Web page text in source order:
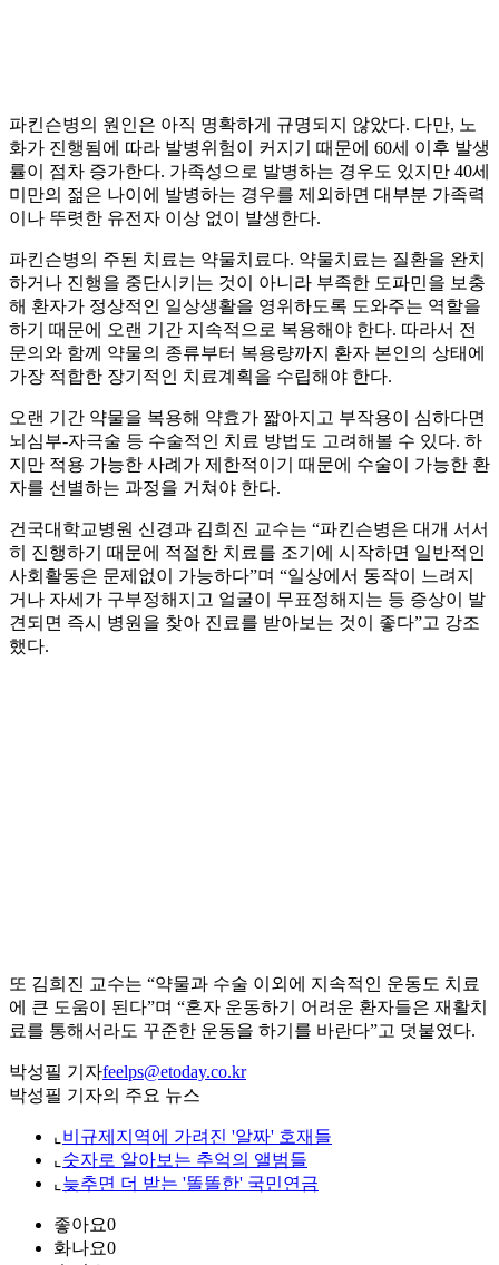
파킨슨병의 원인은 아직 명확하게 규명되지 않았다. 다만, 노
화가 진행됨에 따라 발병위험이 커지기 때문에 60세 이후 발생
률이 점차 증가한다. 가족성으로 발병하는 경우도 있지만 40세
미만의 젊은 나이에 발병하는 경우를 제외하면 대부분 가족력
이나 뚜렷한 유전자 이상 없이 발생한다.
파킨슨병의 주된 치료는 약물치료다. 약물치료는 질환을 완치
하거나 진행을 중단시키는 것이 아니라 부족한 도파민을 보충
해 환자가 정상적인 일상생활을 영위하도록 도와주는 역할을
하기 때문에 오랜 기간 지속적으로 복용해야 한다. 따라서 전
문의와 함께 약물의 종류부터 복용량까지 환자 본인의 상태에
가장 적합한 장기적인 치료계획을 수립해야 한다.
오랜 기간 약물을 복용해 약효가 짧아지고 부작용이 심하다면
뇌심부-자극술 등 수술적인 치료 방법도 고려해볼 수 있다. 하
지만 적용 가능한 사례가 제한적이기 때문에 수술이 가능한 환
자를 선별하는 과정을 거쳐야 한다.
건국대학교병원 신경과 김희진 교수는 “파킨슨병은 대개 서서
히 진행하기 때문에 적절한 치료를 조기에 시작하면 일반적인
사회활동은 문제없이 가능하다”며 “일상에서 동작이 느려지
거나 자세가 구부정해지고 얼굴이 무표정해지는 등 증상이 발
견되면 즉시 병원을 찾아 진료를 받아보는 것이 좋다”고 강조
했다.
또 김희진 교수는 “약물과 수술 이외에 지속적인 운동도 치료
에 큰 도움이 된다”며 “혼자 운동하기 어려운 환자들은 재활치
료를 통해서라도 꾸준한 운동을 하기를 바란다”고 덧붙였다.
박성필 기자feelps@etoday.co.kr
박성필 기자의 주요 뉴스
⌞ 비규제지역에 가려진 '알짜' 호재들
⌞ 숫자로 알아보는 추억의 앨범들
⌞ 늦추면 더 받는 '똘똘한' 국민연금
좋아요0
화나요0